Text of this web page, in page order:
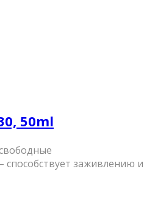
50ml
заживлению и